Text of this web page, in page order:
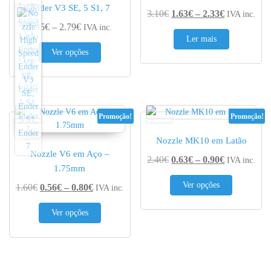
Ender V3 SE, 5 S1, 7
1.95€ – 2.79€Price range: 1.95€ through 2.79€
IVA inc.
Ver opções
This product has multiple variants. The options
3.10€ 1.63€ – 2.33€Price
IVA inc.
Ler mais
Promoção!
Nozzle V6 em Aço –
1.75mm
1.60€ 0.56€ – 0.80€Price range: 0.56€ through 0.80€
IVA inc.
Ver opções
This product has multiple variants. The options
Promoção!
Nozzle MK10 em Latão
2.40€ 0.63€ – 0.90€Price
IVA inc.
Ver opções
This